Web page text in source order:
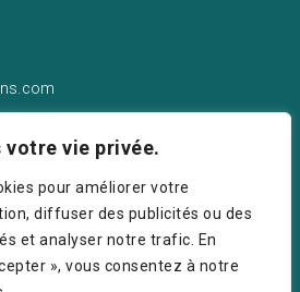
votre vie privée.
pour améliorer votre
diffuser des publicités ou des
et analyser notre trafic. En
», vous consentez à notre
étage), Luxembourg